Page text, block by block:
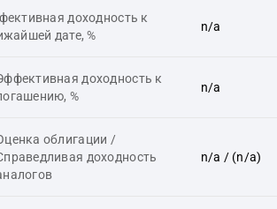
доходность к
дате, %
n/a
доходность к
%
n/a
облигации /
доходность
n/a / (n/a)